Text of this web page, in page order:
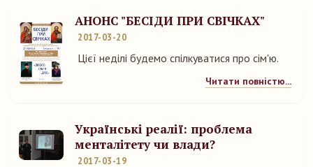
АНОНС "БЕСІДИ ПРИ СВІЧКАХ"
2017-03-20
Цієї неділі будемо спілкуватися про сім'ю.
Читати повністю...
Українські реалії: проблема
менталітету чи влади?
2017-03-19